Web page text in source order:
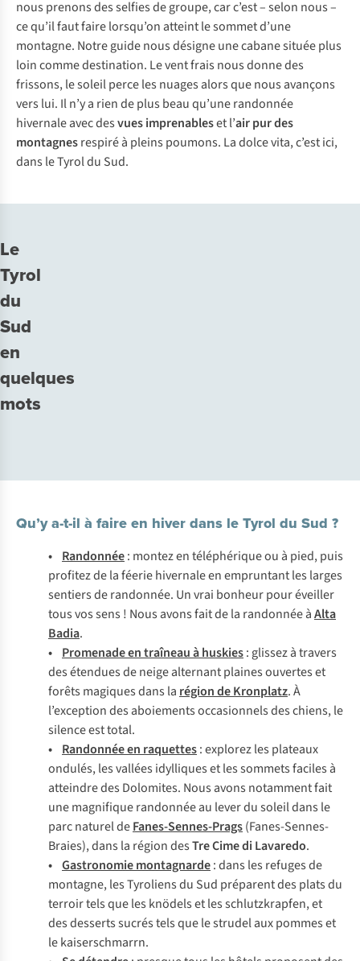
nous prenons des selfies de groupe, car c’est – selon nous –
ce qu’il faut faire lorsqu’on atteint le sommet d’une
montagne. Notre guide nous désigne une cabane située plus
loin comme destination. Le vent frais nous donne des
frissons, le soleil perce les nuages alors que nous avançons
vers lui. Il n’y a rien de plus beau qu’une randonnée
hivernale avec desvues imprenableset l’air purdes
montagnesrespiré à pleins poumons. La dolce vita, c’est ici,
dans le Tyrol du Sud.
Le
Tyrol
du
Sud
en
quelques
mots
le
soleil
préservée
de
350 sommets
d’altitude
Qu’y a-t-il à faire en hiver dans le Tyrol du Sud ?
• Randonnée: montez en téléphérique ou à pied, puis
profitez de la féerie hivernale en empruntant les larges
sentiers de randonnée. Un vrai bonheur pour éveiller
tous vos sens ! Nous avons fait de la randonnée àAlta
Badia.
• Promenade en traîneau à huskies: glissez à travers
des étendues de neige alternant plaines ouvertes et
forêts magiques dans la région de Kronplatz. À
l’exception des aboiements occasionnels des chiens, le
silence est total.
• Randonnée en raquettes: explorez les plateaux
ondulés, les vallées idylliques et les sommets faciles à
atteindre des Dolomites. Nous avons notamment fait
une magnifique randonnée au lever du soleil dans le
parc naturel deFanes-Sennes-Prags(Fanes-Sennes-
Braies), dans la région desTre Cime di Lavaredo.
• Gastronomie montagnarde: dans les refuges de
montagne, les Tyroliens du Sud préparent des plats du
terroir tels que les knödelset lesschlutzkrapfen,et
des desserts sucrés tels que lestrudel aux pommeset
lekaiserschmarrn.